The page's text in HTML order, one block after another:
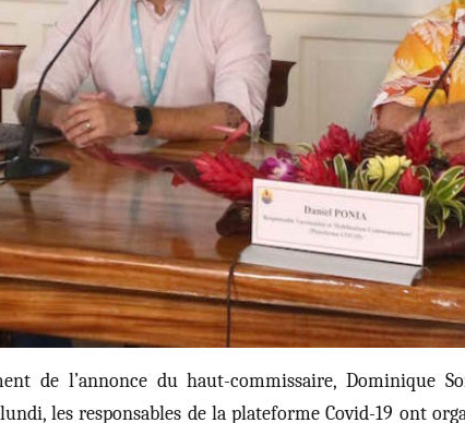
de l’annonce du haut-commissaire, Dominique
les responsables de la plateforme Covid-19 ont